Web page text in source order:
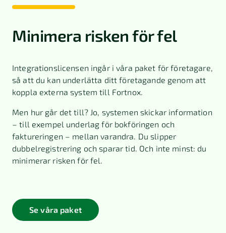
Minimera risken för fel
Integrationslicensen ingår i våra paket för företagare,
så att du kan underlätta ditt företagande genom att
koppla externa system till Fortnox.
Men hur går det till? Jo, systemen skickar information
– till exempel underlag för bokföringen och
faktureringen – mellan varandra. Du slipper
dubbelregistrering och sparar tid. Och inte minst: du
minimerar risken för fel.
Se våra paket